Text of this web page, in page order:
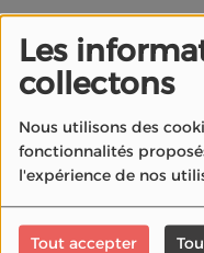
Les
collectons
Nous utilisons des
fonctionnalités
l'expérience de nos
Tout accepter